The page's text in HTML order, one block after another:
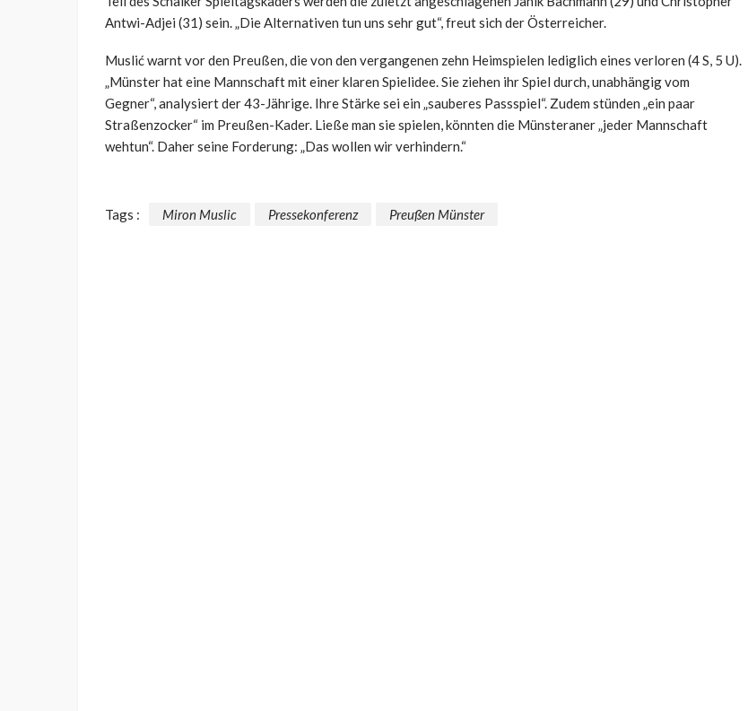
Antwi-Adjei (31) sein. „Die Alternativen tun uns sehr gut“, freut sich der Österreicher.
Muslić warnt vor den Preußen, die von den vergangenen zehn Heimspielen lediglich eines verloren (4 S, 5 U).
„Münster hat eine Mannschaft mit einer klaren Spielidee. Sie ziehen ihr Spiel durch, unabhängig vom
Gegner“, analysiert der 43-Jährige. Ihre Stärke sei ein „sauberes Passspiel“. Zudem stünden „ein paar
Straßenzocker“ im Preußen-Kader. Ließe man sie spielen, könnten die Münsteraner „jeder Mannschaft
wehtun“. Daher seine Forderung: „Das wollen wir verhindern.“
Tags : Miron Muslic Pressekonferenz Preußen Münster